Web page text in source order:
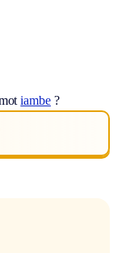
iambe?